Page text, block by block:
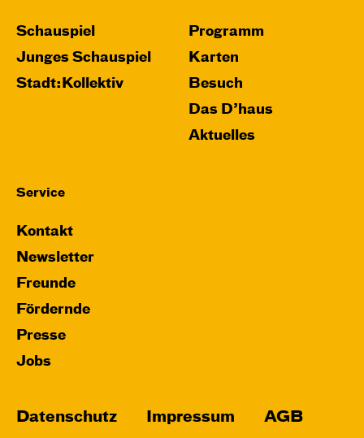
Schauspiel
Junges Schauspiel
Stadt:Kollektiv
Programm
Karten
Besuch
Das D’haus
Aktuelles
Service
Kontakt
Newsletter
Freunde
Fördernde
Presse
Jobs
Datenschutz Impressum AGB